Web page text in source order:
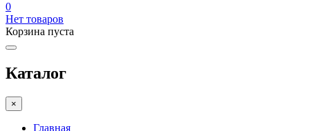
0
Нет товаров
Корзина пуста
Каталог
×
Главная